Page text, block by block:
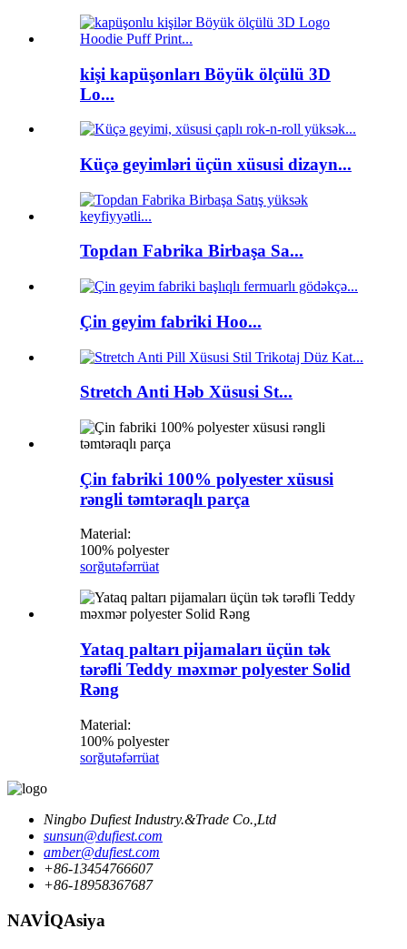
kişi kapüşonları Böyük ölçülü 3D
Lo...
Küçə geyimləri üçün xüsusi dizayn...
Topdan Fabrika Birbaşa Sa...
Çin geyim fabriki Hoo...
Stretch Anti Həb Xüsusi St...
Çin fabriki 100% polyester xüsusi
rəngli təmtəraqlı parça
Material:
100% polyester
sorğutəfərrüat
Yataq paltarı pijamaları üçün tək
tərəfli Teddy məxmər polyester Solid
Rəng
Material:
100% polyester
sorğutəfərrüat
Ningbo Dufiest Industry.&Trade Co.,Ltd
sunsun@dufiest.com
amber@dufiest.com
+86-13454766607
+86-18958367687
NAVİQAsiya